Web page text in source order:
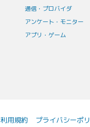
通信・プロバイダ
アンケート・モニター
アプリ・ゲーム
利用規約 プライバシーポ